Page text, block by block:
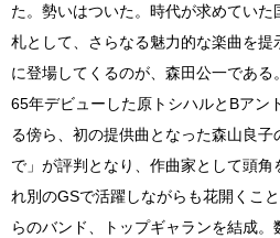
た。勢いはついた。時代が求めていた
札として、さらなる魅力的な楽曲を提
に登場してくるのが、森田公一である。
65年デビューした原トシハルとBアン
る傍ら、初の提供曲となった森山良
で」が評判となり、作曲家として頭
れ別のGSで活躍しながらも花開くこ
らのバンド、トップギャランを結成